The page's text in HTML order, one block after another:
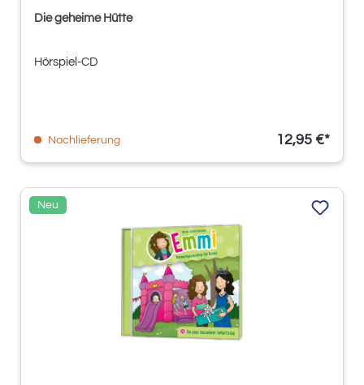
Die geheime Hütte
Hörspiel-CD
Nachlieferung 12,95 €*
Neu